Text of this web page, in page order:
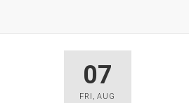
07
FRI ,AUG